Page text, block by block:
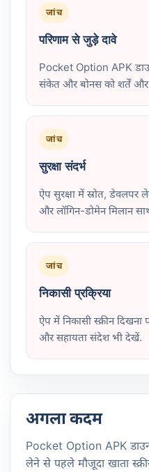
जांच
परिणाम से जुड़े दावे
Pocket Option APK
संकेत और बोनस को शर्तें और
जांच
सुरक्षा संदर्भ
ऐप सुरक्षा में स्रोत, डेवलपर
और लॉगिन-डोमेन मिलान
जांच
निकासी प्रक्रिया
ऐप में निकासी स्क्रीन दिखना
और सहायता संदेश भी देखें.
अगला कदम
Pocket Option APK
लेने से पहले मौजूदा खाता